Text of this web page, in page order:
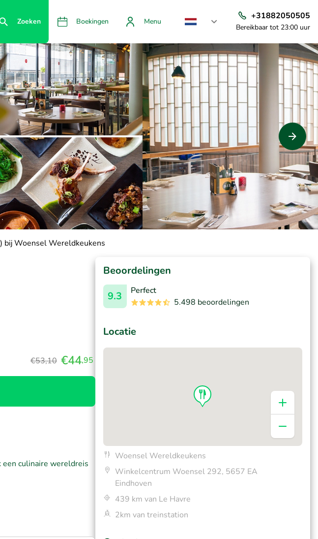
Zoeken Boekingen Menu
+31882050505
Bereikbaar tot 23:00 uur
bij Woensel Wereldkeukens
€53,10 €44,95
een culinaire wereldreis
Beoordelingen
9.3
Perfect
5.498 beoordelingen
Locatie
Woensel Wereldkeukens
Winkelcentrum Woensel 292, 5657 EA
Eindhoven
439 km van Le Havre
2km van treinstation